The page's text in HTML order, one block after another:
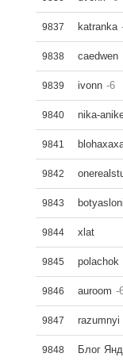
9837 katranka
9838 caedwen
9839 ivonn -6
9840 nika-
9841
9842
9843
9844 xlat
9845 polachok
9846 auroom -
9847 razumnyi
9848 Блог